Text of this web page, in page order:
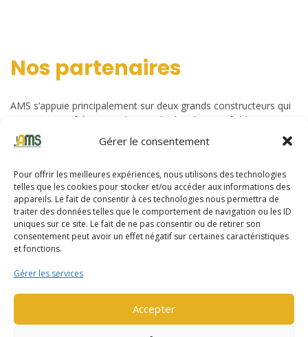
Gérer le consentement
Pour offrir les meilleures expériences, nous utilisons des technologies
telles que les cookies pour stocker et/ou accéder aux informations des
appareils. Le fait de consentir à ces technologies nous permettra de
traiter des données telles que le comportement de navigation ou les ID
uniques sur ce site. Le fait de ne pas consentir ou de retirer son
consentement peut avoir un effet négatif sur certaines caractéristiques
et fonctions.
Gérer les services
Accepter
Nos partenaires
AMS s’appuie principalement sur deux grands constructeurs qui
conçoivent et fabriquent des matériels robustes, fiables,
productifs et techniquement aboutis.
Yale